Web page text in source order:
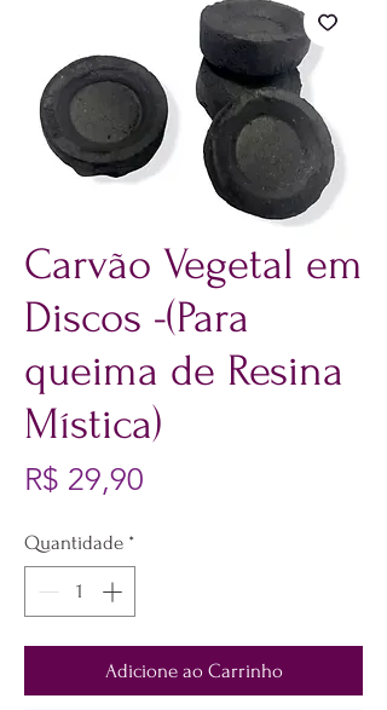
Carvão Vegetal em
Discos -(Para
queima de Resina
Mística)
R$ 29,90
Quantidade *
Adicione ao Carrinho